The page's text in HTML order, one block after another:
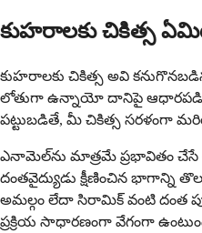
కుహరాలకు చికిత్స
కుహరాలకు చికిత్స అవి
లోతుగా ఉన్నాయో దానిపై ఆధారపడి
పట్టుబడితే, మీ చికిత్స సరళంగా
ఎనామెల్‌ను మాత్రమే ప్రభావితం చేసే
దంతవైద్యుడు క్షీణించిన భాగాన్ని
అమల్గం లేదా సిరామిక్ వంటి దంత
ప్రక్రియ సాధారణంగా వేగంగా